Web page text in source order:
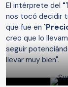
El intérprete del
nos tocó decidir
que fue en
creo que lo
seguir
llevar muy bien".